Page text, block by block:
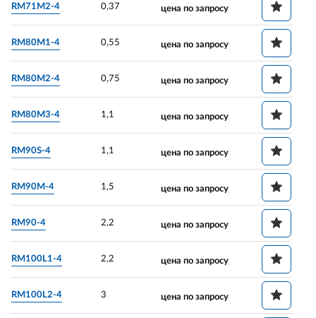
RM71M2-4 0,37 цена по запросу
RM80M1-4 0,55 цена по запросу
RM80M2-4 0,75 цена по запросу
RM80M3-4 1,1 цена по запросу
RM90S-4 1,1 цена по запросу
RM90M-4 1,5 цена по запросу
RM90-4 2,2 цена по запросу
RM100L1-4 2,2 цена по запросу
RM100L2-4 3 цена по запросу